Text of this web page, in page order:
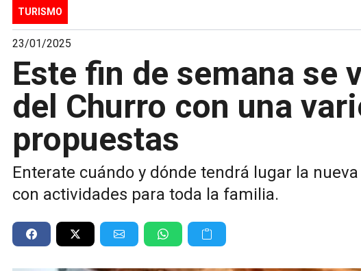
TURISMO
23/01/2025
Este fin de semana se
del Churro con una
propuestas
Enterate cuándo y dónde tendrá lugar la
con actividades para toda la familia.